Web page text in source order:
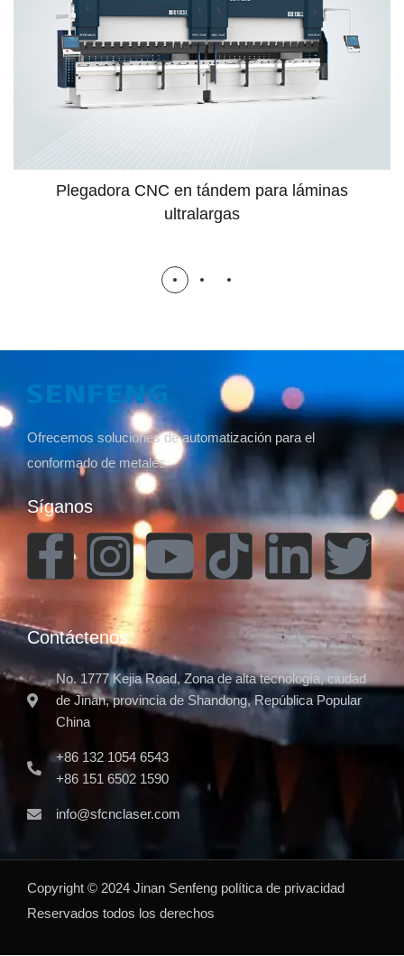
Plegadora CNC en tándem para láminas
ultralargas
Ofrecemos soluciones de automatización para el
conformado de metales
Síganos
Contáctenos
No. 1777 Kejia Road, Zona de alta tecnología, ciudad
de Jinan, provincia de Shandong, República Popular
China
+86 132 1054 6543
+86 151 6502 1590
info@sfcnclaser.com
Copyright © 2024 Jinan Senfeng política de privacidad
Reservados todos los derechos